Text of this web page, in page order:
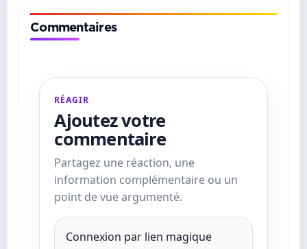
Commentaires
RÉAGIR
Ajoutez votre
commentaire
Partagez une réaction, une
information complémentaire ou un
point de vue argumenté.
Connexion par lien magique